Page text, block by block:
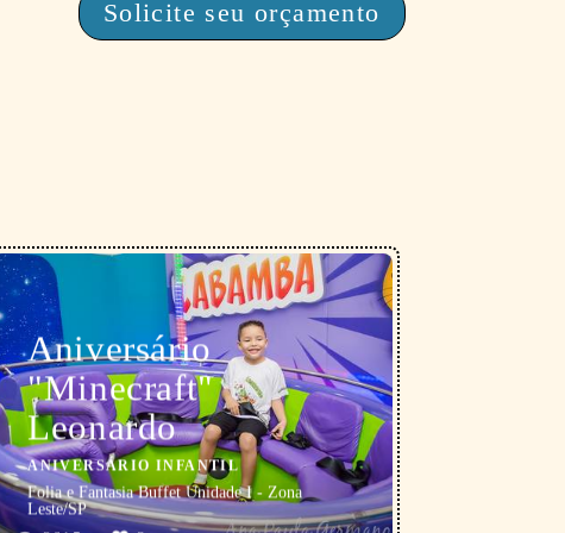
Solicite seu orçamento
Aniversário
"Minecraft"
Leonardo
ANIVERSÁRIO INFANTIL
Folia e Fantasia Buffet Unidade I - Zona
Leste/SP